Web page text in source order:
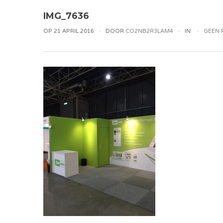
IMG_7636
OP 21 APRIL 2016 DOOR CO2NB2R3LAM4 IN GEEN